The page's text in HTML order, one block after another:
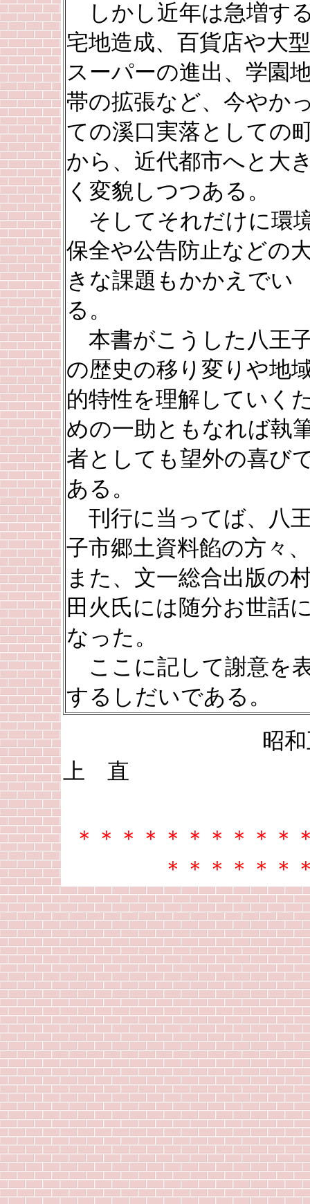
しかし近年は急増す
宅地造成、百貨店や大型
スーパーの進出、学園
帯の拡張など、今やか
ての溪口実落としての
から、近代都市へと大
く変貌しつつある。
そしてそれだけに環
保全や公告防止などの
きな課題もかかえでい
る。
本書がこうした八王
の歴史の移り変りや地
的特性を理解していく
めの一助ともなれば執
者としても望外の喜び
ある。
刊行に当ってば、八
子市郷土資料餡の方々、
また、文一総合出版の
田火氏には随分お世話
なった。
ここに記して謝意を
するしだいである。
昭和五十
上 直
＊＊＊＊＊＊＊＊＊＊
＊＊＊＊＊＊